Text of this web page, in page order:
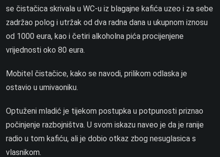
se čistačica skrivala u WC-u iz blagajne kafića uzeo i za sebe
zadržao polog i utržak od dva radna dana u ukupnom iznosu
od 1000 eura, kao i četiri alkoholna pića procijenjene
vrijednosti oko 80 eura.
Mobitel čistačice, kako se navodi, prilikom odlaska je
ostavio u umivaoniku.
Optuženi mladić je tijekom postupka u potpunosti priznao
počinjenje razbojništva. U svom iskazu naveo je da je ranije
radio u tom kafiću, ali je dobio otkaz zbog nesuglasica s
vlasnikom.